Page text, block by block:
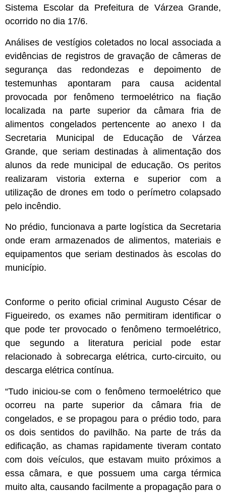
Sistema Escolar da Prefeitura de Várzea Grande,
ocorrido no dia 17/6.
Análises de vestígios coletados no local associada a
evidências de registros de gravação de câmeras de
segurança das redondezas e depoimento de
testemunhas apontaram para causa acidental
provocada por fenômeno termoelétrico na fiação
localizada na parte superior da câmara fria de
alimentos congelados pertencente ao anexo I da
Secretaria Municipal de Educação de Várzea
Grande, que seriam destinadas à alimentação dos
alunos da rede municipal de educação. Os peritos
realizaram vistoria externa e superior com a
utilização de drones em todo o perímetro colapsado
pelo incêndio.
No prédio, funcionava a parte logística da Secretaria
onde eram armazenados de alimentos, materiais e
equipamentos que seriam destinados às escolas do
município.
Conforme o perito oficial criminal Augusto César de
Figueiredo, os exames não permitiram identificar o
que pode ter provocado o fenômeno termoelétrico,
que segundo a literatura pericial pode estar
relacionado à sobrecarga elétrica, curto-circuito, ou
descarga elétrica contínua.
“Tudo iniciou-se com o fenômeno termoelétrico que
ocorreu na parte superior da câmara fria de
congelados, e se propagou para o prédio todo, para
os dois sentidos do pavilhão. Na parte de trás da
edificação, as chamas rapidamente tiveram contato
com dois veículos, que estavam muito próximos a
essa câmara, e que possuem uma carga térmica
muito alta, causando facilmente a propagação para o